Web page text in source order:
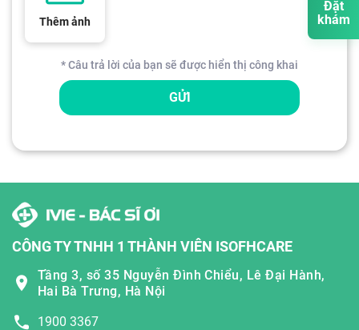
Đặt
khám
Thêm ảnh
* Câu trả lời của bạn sẽ được hiển thị công khai
GỬI
CÔNG TY TNHH 1 THÀNH VIÊN ISOFHCARE
Tầng 3, số 35 Nguyễn Đình Chiểu, Lê Đại Hành,
Hai Bà Trưng, Hà Nội
1900 3367